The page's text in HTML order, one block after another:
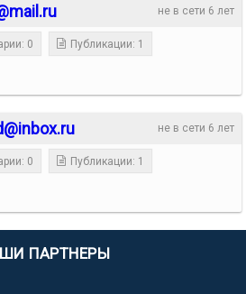
не в сети 6 лет
0 Публикации: 1
не в сети 6 лет
0 Публикации: 1
ПАРТНЕРЫ